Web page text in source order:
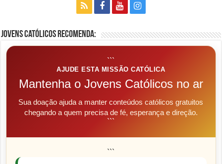
Jovens Católicos Recomenda:
```
AJUDE ESTA MISSÃO CATÓLICA
Mantenha o Jovens Católicos no ar
Sua doação ajuda a manter conteúdos católicos gratuitos
chegando a quem precisa de fé, esperança e direção.
```
```